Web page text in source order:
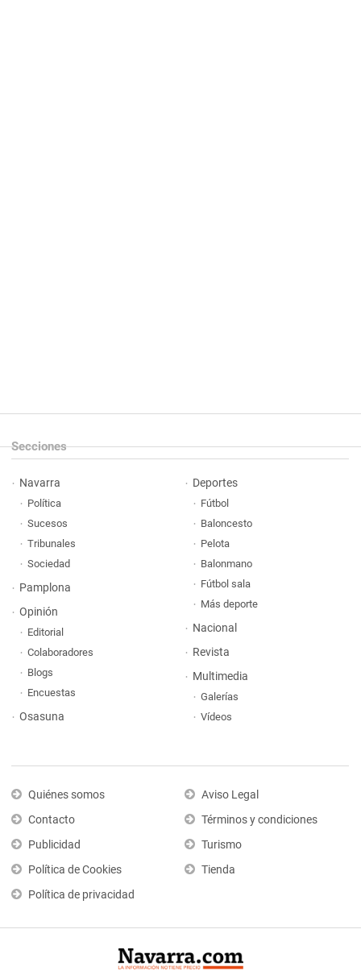
Secciones
Navarra
Política
Sucesos
Tribunales
Sociedad
Pamplona
Opinión
Editorial
Colaboradores
Blogs
Encuestas
Osasuna
Deportes
Fútbol
Baloncesto
Pelota
Balonmano
Fútbol sala
Más deporte
Nacional
Revista
Multimedia
Galerías
Vídeos
Quiénes somos
Contacto
Publicidad
Política de Cookies
Política de privacidad
Aviso Legal
Términos y condiciones
Turismo
Tienda